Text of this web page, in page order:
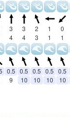
3 3 2 1 0
4 4 3 1 1
0.5 0.5 0.5 0.5 0.5
9 10 10 10 10